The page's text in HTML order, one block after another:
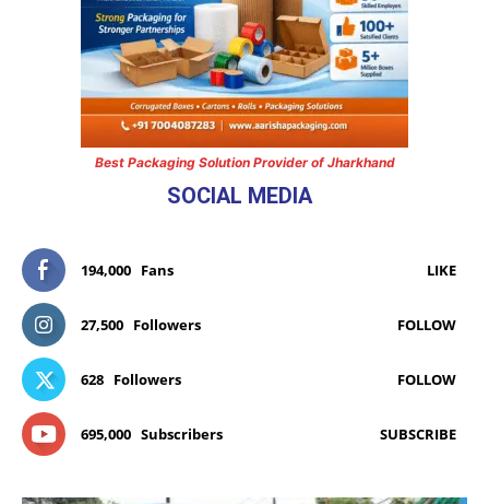
Best Packaging Solution Provider of Jharkhand
SOCIAL MEDIA
194,000 Fans LIKE
27,500 Followers FOLLOW
628 Followers FOLLOW
695,000 Subscribers SUBSCRIBE